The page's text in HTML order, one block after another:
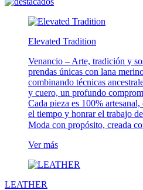
Elevated Tradition
Venancio – Arte, tradición y
prendas únicas con lana
combinando técnicas
y cuero, un profundo
Cada pieza es 100%
el tiempo y honrar el trabajo
Moda con propósito, creada
Ver más
LEATHER